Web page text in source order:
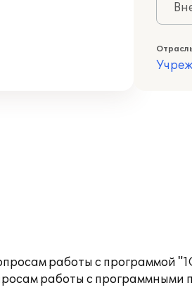
работы с программой
работы с программными